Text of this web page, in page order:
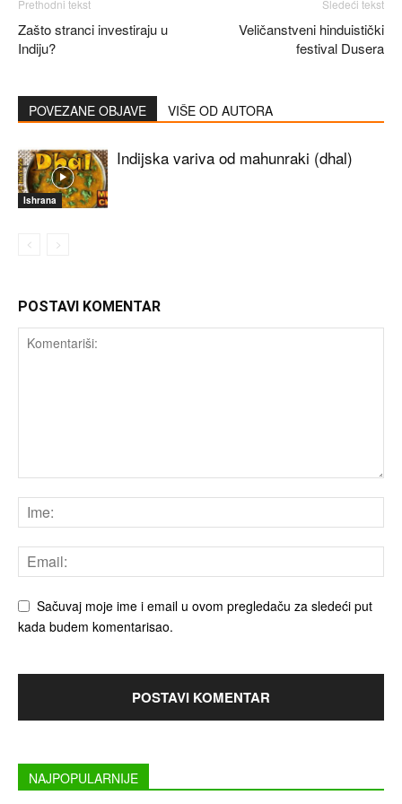
Prethodni tekst
Zašto stranci investiraju u
Indiju?
Sledeći tekst
Veličanstveni hinduistički
festival Dusera
POVEZANE OBJAVE VIŠE OD AUTORA
Ishrana
Indijska variva od mahunraki (dhal)
POSTAVI KOMENTAR
Sačuvaj moje ime i email u ovom pregledaču za sledeći put
kada budem komentarisao.
NAJPOPULARNIJE